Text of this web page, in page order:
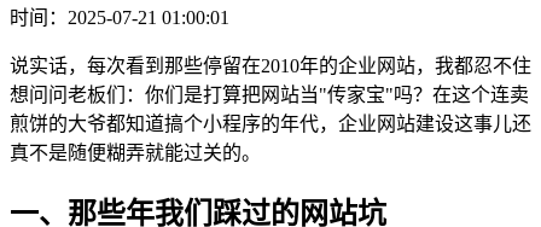
时间：2025-07-21 01:00:01
说实话，每次看到那些停留在2010年的企业网站，我都忍不住
想问问老板们：你们是打算把网站当"传家宝"吗？在这个连卖
煎饼的大爷都知道搞个小程序的年代，企业网站建设这事儿还
真不是随便糊弄就能过关的。
一、那些年我们踩过的网站坑